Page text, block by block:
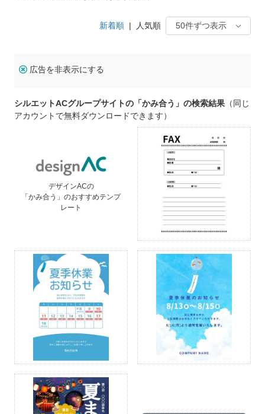
新着順 | 人気順
広告を非表示にする
シルエットACグループサイトの「かみ合う」の検索結果 （同じ
アカウントで無料ダウンロードできます）
デザインACの
「かみ合う」のおすすめテンプ
レート